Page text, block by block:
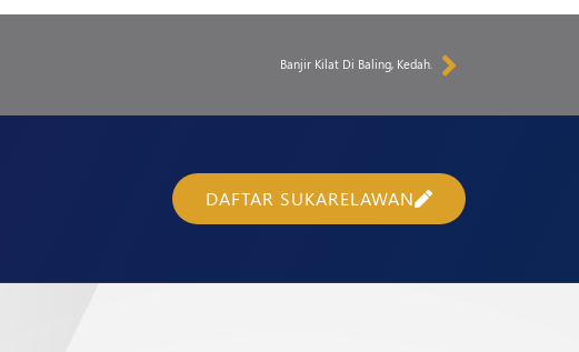
Banjir Kilat Di Baling, Kedah.
DAFTAR SUKARELAWAN